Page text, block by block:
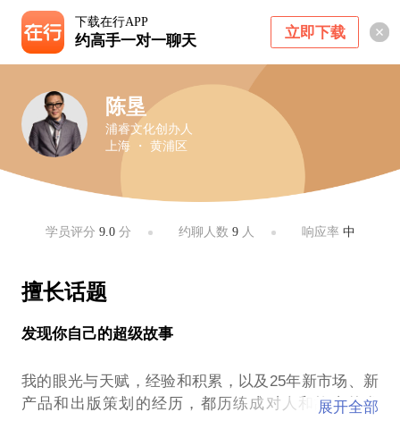
下载在行APP
约高手一对一聊天 立即下载
陈垦
浦睿文化创办人
上海 ・ 黄浦区
学员评分 9.0分 约聊人数 9人 响应率 中
擅长话题
发现你自己的超级故事
我的眼光与天赋，经验和积累，以及25年新市场、新
产品和出版策划的经历，都历练成对人和故事的发
展开全部